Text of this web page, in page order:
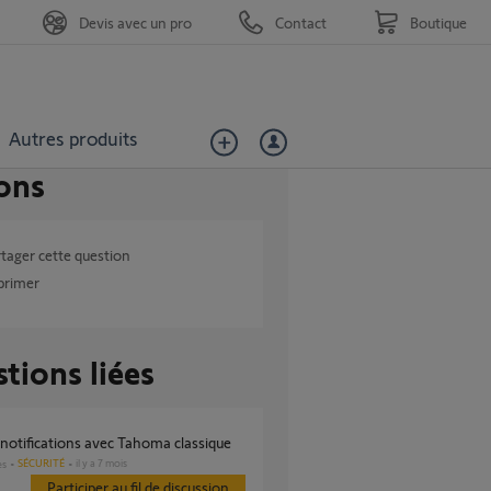
Autres produits
Devis avec un pro Contact Boutique
cette question
liées
notifications avec Tahoma classique
SÉCURITÉ il y a 7 mois
Participer au fil de discussion